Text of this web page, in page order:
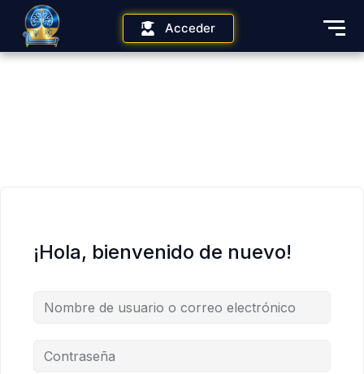
Acceder
¡Hola, bienvenido de nuevo!